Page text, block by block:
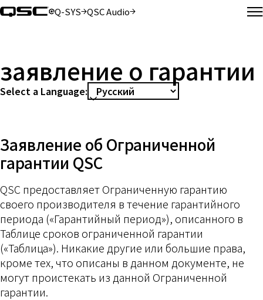
Q-SYS
（新しいウィンドウで開きます）
QSC Audio
（新しいウィンドウで開きます）
заявление о гарантии
Select a Language:
Заявление об Ограниченной
гарантии QSC
QSC предоставляет Ограниченную гарантию
своего производителя в течение гарантийного
периода («Гарантийный период»), описанного в
Таблице сроков ограниченной гарантии
(«Таблица»). Никакие другие или большие права,
кроме тех, что описаны в данном документе, не
могут проистекать из данной Ограниченной
гарантии.